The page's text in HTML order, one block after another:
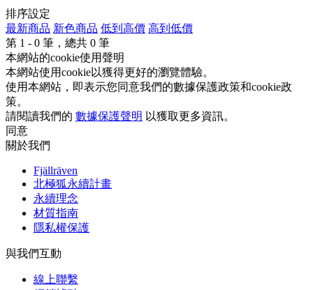
排序設定
最新商品 新色商品 低到高價 高到低價
第 1 - 0 筆，總共 0 筆
本網站的cookie使用聲明
本網站使用cookie以獲得更好的瀏覽體驗。
使用本網站，即表示您同意我們的數據保護政策和cookie政
策。
請閱讀我們的 數據保護聲明 以獲取更多資訊。
同意
關於我們
Fjällräven
北極狐永續計畫
永續理念
材質指南
隱私權保護
與我們互動
線上聯繫